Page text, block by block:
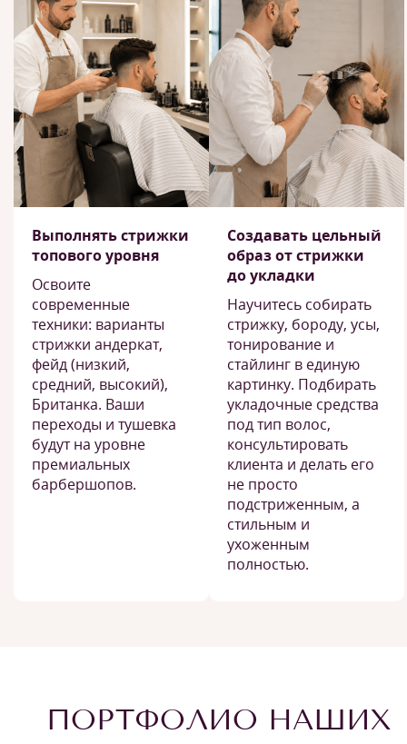
Выполнять стрижки
топового уровня
Освоите
современные
техники: варианты
стрижки андеркат,
фейд (низкий,
средний, высокий),
Британка. Ваши
переходы и тушевка
будут на уровне
премиальных
барбершопов.
Создавать цельный
образ от стрижки
до укладки
Научитесь собирать
стрижку, бороду, усы,
тонирование и
стайлинг в единую
картинку. Подбирать
укладочные средства
под тип волос,
консультировать
клиента и делать его
не просто
подстриженным, а
стильным и
ухоженным
полностью.
ПОРТФОЛИО НАШИХ